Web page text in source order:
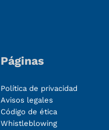
Páginas
Política de privacidad
Avisos legales
Código de ética
Whistleblowing